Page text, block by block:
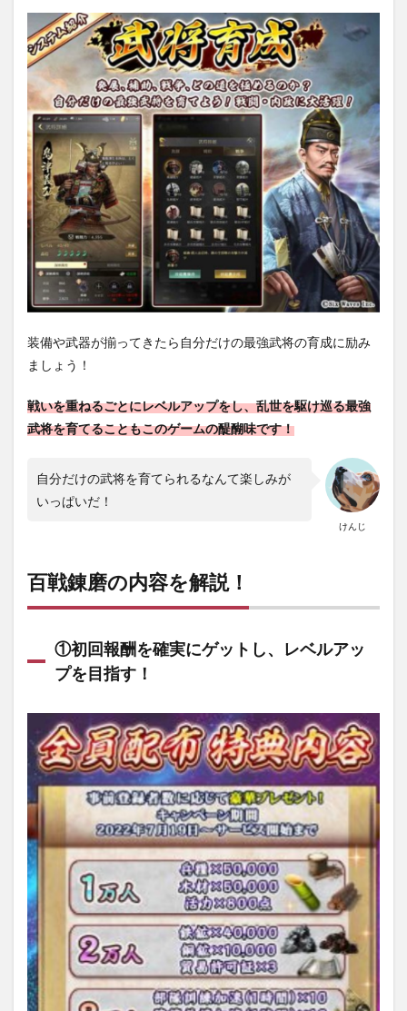
装備や武器が揃ってきたら自分だけの最強武将の育成に励み
ましょう！
戦いを重ねるごとにレベルアップをし、乱世を駆け巡る最強
武将を育てることもこのゲームの醍醐味です！
けんじ
自分だけの武将を育てられるなんて楽しみが
いっぱいだ！
百戦錬磨の内容を解説！
①初回報酬を確実にゲットし、レベルアッ
プを目指す！